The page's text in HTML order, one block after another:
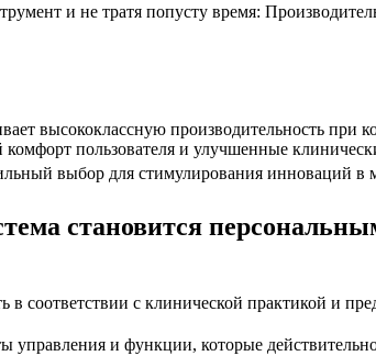
и не тратя попусту время:
высококлассную производительность при
пользователя и улучшенные
выбор для стимулирования инноваций в
становится
соответствии с клинической практикой и
управления и функции, которые